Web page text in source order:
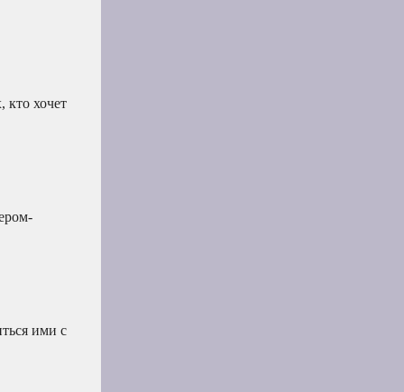
кто хочет
ими с